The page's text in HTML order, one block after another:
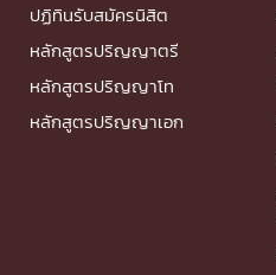
ปฏิทินรับสมัครนิสิต
หลักสูตรปริญญาตรี
หลักสูตรปริญญาโท
หลักสูตรปริญญาเอก